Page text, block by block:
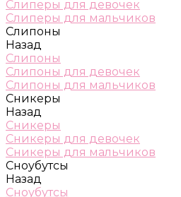
Слиперы для девочек
Слиперы для мальчиков
Слипоны
Назад
Слипоны
Слипоны для девочек
Слипоны для мальчиков
Сникеры
Назад
Сникеры
Сникеры для девочек
Сникеры для мальчиков
Сноубутсы
Назад
Сноубутсы